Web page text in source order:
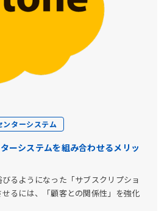
ンターシステム
ーシステムを組み合わせるメリッ
るようになった「サブスクリプショ
るには、「顧客との関係性」を強化